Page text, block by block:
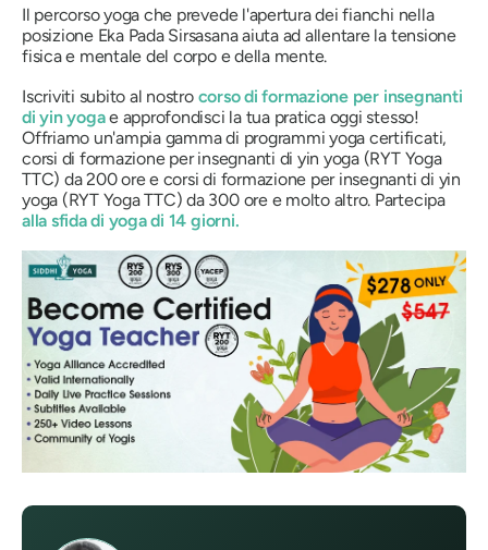
Il percorso yoga che prevede l'apertura dei fianchi nella
posizione Eka Pada Sirsasanaaiuta ad allentare la tensione
fisica e mentale del corpo e della mente.
Iscriviti subito al nostro corso di formazione per insegnanti
di yin yogae approfondisci la tua pratica oggi stesso!
Offriamo un'ampia gamma di programmi yoga certificati,
corsi di formazione per insegnanti di yin yoga (RYT Yoga
TTC) da 200 ore e corsi di formazione per insegnanti di yin
yoga (RYT Yoga TTC) da 300 ore e molto altro. Partecipa
alla sfida di yoga di 14 giorni.